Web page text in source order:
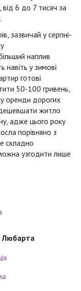
6 до 7 тисяч за
зазвичай у серпні-
наплив
навіть у зимові
готові
50-100 гривень,
оренди дорогих
житло
адже цього року
порівняно з
складно
узгодити лише
Любарта